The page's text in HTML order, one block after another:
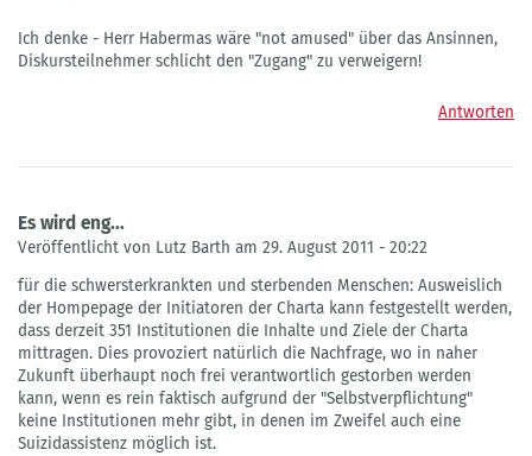
Ich denke - Herr Habermas wäre "not amused" über das Ansinnen,
Diskursteilnehmer schlicht den "Zugang" zu verweigern!
Antworten
Es wird eng...
Veröffentlicht von Lutz Barth am 29. August 2011 - 20:22
für die schwersterkrankten und sterbenden Menschen: Ausweislich
der Hompepage der Initiatoren der Charta kann festgestellt werden,
dass derzeit 351 Institutionen die Inhalte und Ziele der Charta
mittragen. Dies provoziert natürlich die Nachfrage, wo in naher
Zukunft überhaupt noch frei verantwortlich gestorben werden
kann, wenn es rein faktisch aufgrund der "Selbstverpflichtung"
keine Institutionen mehr gibt, in denen im Zweifel auch eine
Suizidassistenz möglich ist.